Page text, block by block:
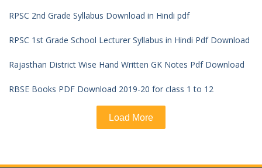
RPSC 2nd Grade Syllabus Download in Hindi pdf
RPSC 1st Grade School Lecturer Syllabus in Hindi Pdf Download
Rajasthan District Wise Hand Written GK Notes Pdf Download
RBSE Books PDF Download 2019-20 for class 1 to 12
Load More